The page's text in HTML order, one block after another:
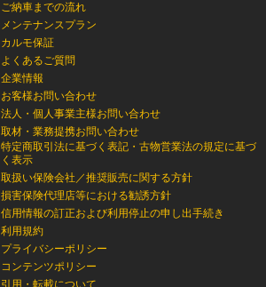
ご納車までの流れ
メンテナンスプラン
カルモ保証
よくあるご質問
企業情報
お客様お問い合わせ
法人・個人事業主様お問い合わせ
取材・業務提携お問い合わせ
特定商取引法に基づく表記・古物営業法の規定に基づ
く表示
取扱い保険会社／推奨販売に関する方針
損害保険代理店等における勧誘方針
信用情報の訂正および利用停止の申し出手続き
利用規約
プライバシーポリシー
コンテンツポリシー